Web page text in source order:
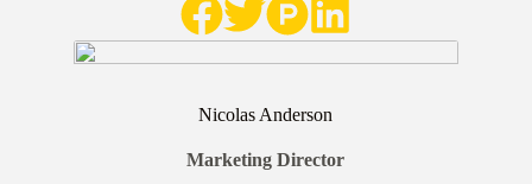
Nicolas Anderson
Marketing Director